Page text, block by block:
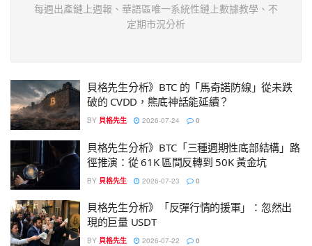
每週出產鏈上週報、華語區唯一系統性鏈上數據教學、不
定期市況分析
貝格先生分析》BTC 的「馬奇諾防線」從未跌
破的 CVDD，熊底神話能延續？
BY 貝格先生 2026-07-24 0
貝格先生分析》BTC「三種週期性底部結構」路
徑推演：從 61K 區間反轉到 50K 黃金坑
BY 貝格先生 2026-07-23 0
貝格先生分析》「反彈行情的援軍」：忽然出
現的巨量 USDT
BY 貝格先生 2026-07-22 0